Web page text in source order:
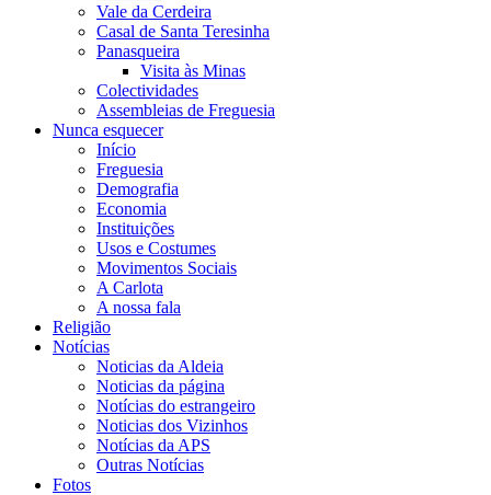
Vale da Cerdeira
Casal de Santa Teresinha
Panasqueira
Visita às Minas
Colectividades
Assembleias de Freguesia
Nunca esquecer
Início
Freguesia
Demografia
Economia
Instituições
Usos e Costumes
Movimentos Sociais
A Carlota
A nossa fala
Religião
Notícias
Noticias da Aldeia
Noticias da página
Notícias do estrangeiro
Noticias dos Vizinhos
Notícias da APS
Outras Notícias
Fotos